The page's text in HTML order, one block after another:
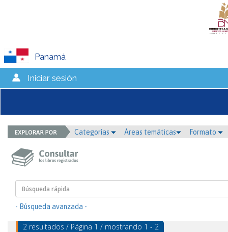
Panamá
Iniciar sesión
Categorías Áreas temáticas Formato
- Búsqueda avanzada -
2 resultados / Página 1 / mostrando 1 - 2